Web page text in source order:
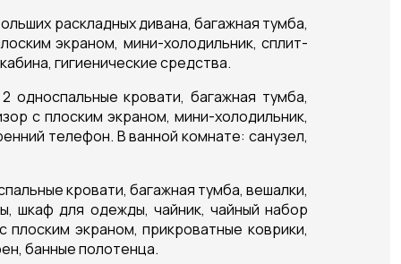
раскладных дивана, багажная тумба,
экраном, мини-холодильник, сплит-
гигиенические средства.
кровати, багажная тумба,
с плоским экраном, мини-холодильник,
телефон. В ванной комнате: санузел,
кровати, багажная тумба, вешалки,
шкаф для одежды, чайник, чайный набор
экраном, прикроватные коврики,
банные полотенца.